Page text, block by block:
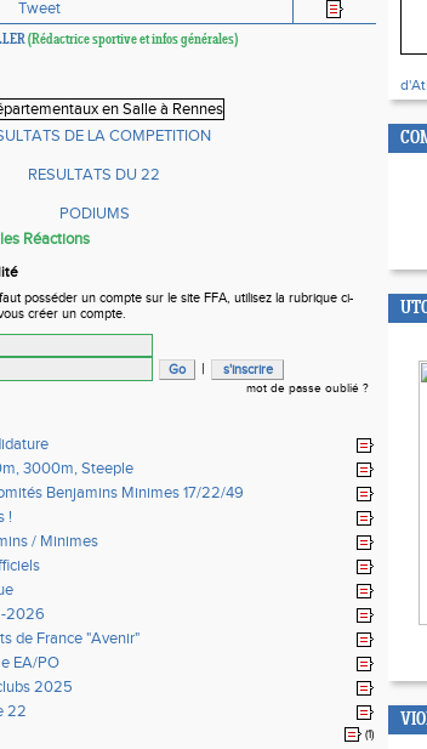
Tweet
(Rédactrice sportive et infos générales)
DE LA COMPETITION
RESULTATS DU 22
PODIUMS
les Réactions
posséder un compte sur le site FFA, utilisez la rubrique ci-
créer un compte.
|
mot de passe oublié ?
3000m, Steeple
Benjamins Minimes 17/22/49
!
/ Minimes
2026
de France "Avenir"
EA/PO
2025
22
(1)